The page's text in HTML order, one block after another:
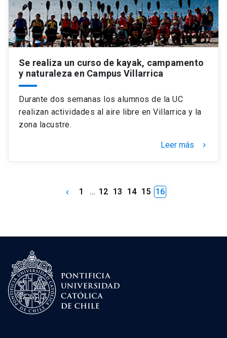
Se realiza un curso de kayak, campamento
y naturaleza en Campus Villarrica
Durante dos semanas los alumnos de la UC
realizan actividades al aire libre en Villarrica y la
zona lacustre.
Leer más keyboard_arrow_right
keyboard_arrow_left 1 … 12 13 14 15 16